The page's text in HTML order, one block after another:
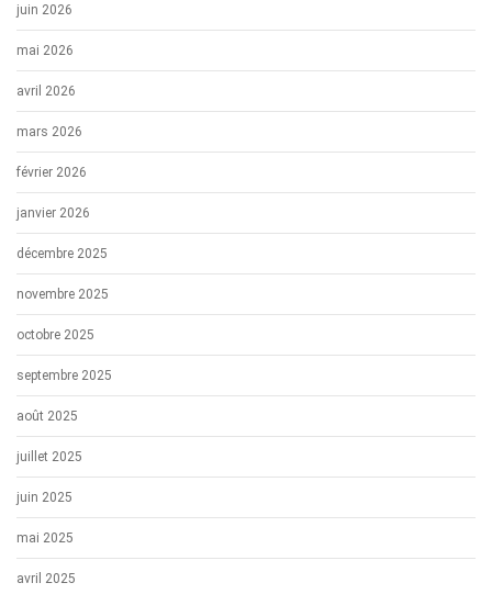
juin 2026
mai 2026
avril 2026
mars 2026
février 2026
janvier 2026
décembre 2025
novembre 2025
octobre 2025
septembre 2025
août 2025
juillet 2025
juin 2025
mai 2025
avril 2025